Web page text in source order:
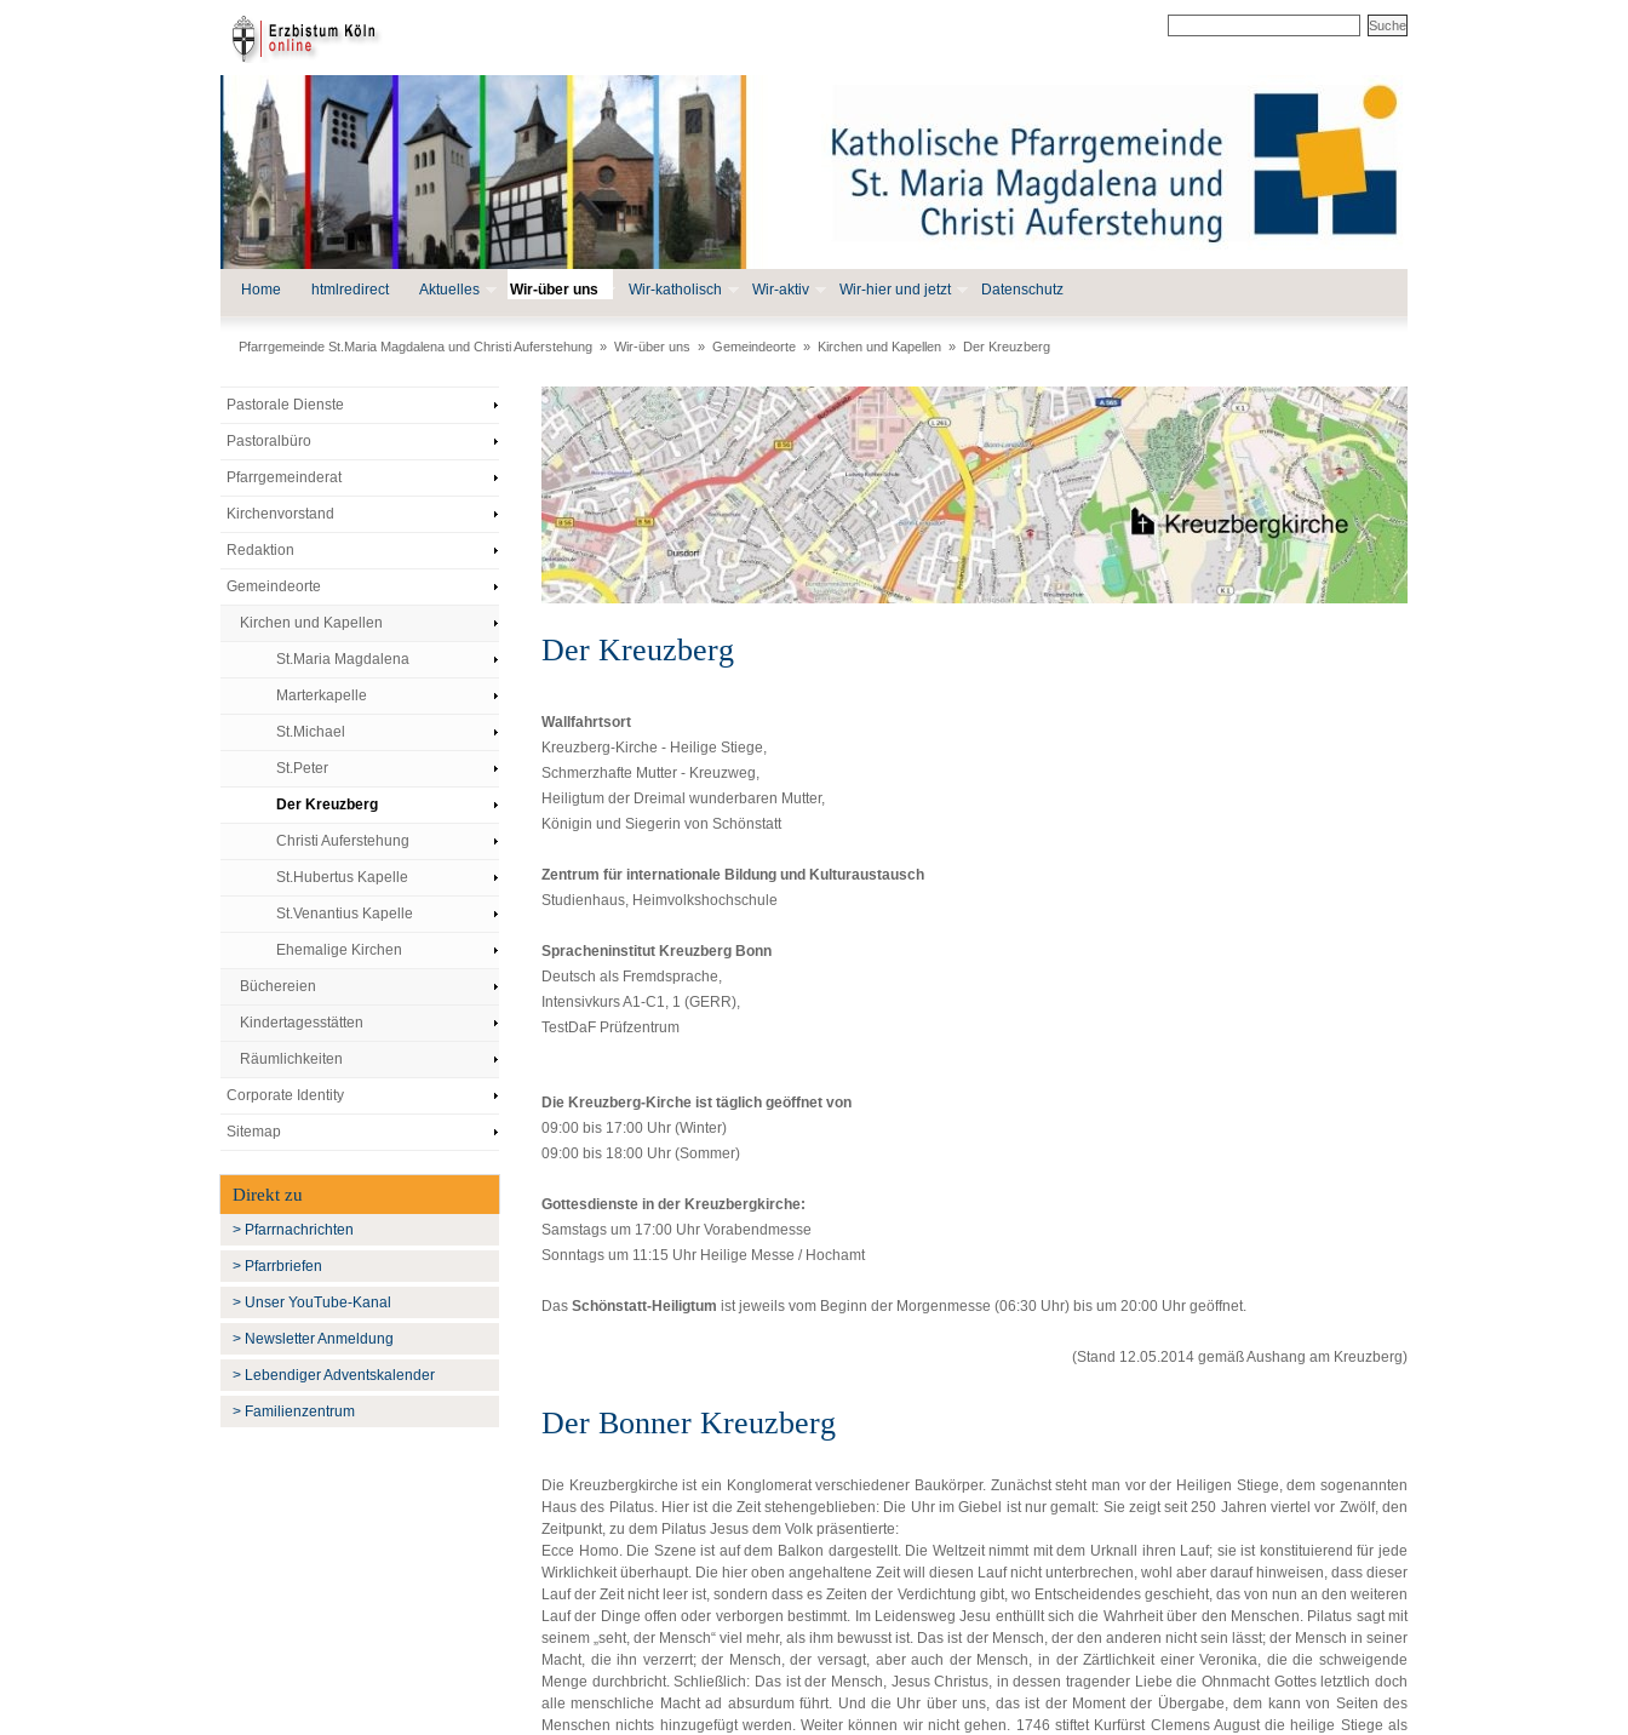
Home htmlredirect Aktuelles Wir-über uns Wir-katholisch Wir-aktiv Wir-hier und jetzt Datenschutz
Pfarrgemeinde St.Maria Magdalena und Christi Auferstehung » Wir-über uns » Gemeindeorte » Kirchen und Kapellen » Der Kreuzberg
Pastorale Dienste
Pastoralbüro
Pfarrgemeinderat
Kirchenvorstand
Redaktion
Gemeindeorte
Kirchen und Kapellen
St.Maria Magdalena
Marterkapelle
St.Michael
St.Peter
Der Kreuzberg
Christi Auferstehung
St.Hubertus Kapelle
St.Venantius Kapelle
Ehemalige Kirchen
Büchereien
Kindertagesstätten
Räumlichkeiten
Corporate Identity
Sitemap
Direkt zu
> Pfarrnachrichten
> Pfarrbriefen
> Unser YouTube-Kanal
> Newsletter Anmeldung
> Lebendiger Adventskalender
> Familienzentrum
Der Kreuzberg
Wallfahrtsort
Kreuzberg-Kirche - Heilige Stiege,
Schmerzhafte Mutter - Kreuzweg,
Heiligtum der Dreimal wunderbaren Mutter,
Königin und Siegerin von Schönstatt
Zentrum für internationale Bildung und Kulturaustausch
Studienhaus, Heimvolkshochschule
Spracheninstitut Kreuzberg Bonn
Deutsch als Fremdsprache,
Intensivkurs A1-C1, 1 (GERR),
TestDaF Prüfzentrum
Die Kreuzberg-Kirche ist täglich geöffnet von
09:00 bis 17:00 Uhr (Winter)
09:00 bis 18:00 Uhr (Sommer)
Gottesdienste in der Kreuzbergkirche:
Samstags um 17:00 Uhr Vorabendmesse
Sonntags um 11:15 Uhr Heilige Messe / Hochamt
Das Schönstatt-Heiligtum ist jeweils vom Beginn der Morgenmesse (06:30 Uhr) bis um 20:00 Uhr geöffnet.
(Stand 12.05.2014 gemäß Aushang am Kreuzberg)
Der Bonner Kreuzberg
Die Kreuzbergkirche ist ein Konglomerat verschiedener Baukörper. Zunächst steht man vor der Heiligen Stiege, dem sogenannten
Haus des Pilatus. Hier ist die Zeit stehengeblieben: Die Uhr im Giebel ist nur gemalt: Sie zeigt seit 250 Jahren viertel vor Zwölf, den
Zeitpunkt, zu dem Pilatus Jesus dem Volk präsentierte:
Ecce Homo. Die Szene ist auf dem Balkon dargestellt. Die Weltzeit nimmt mit dem Urknall ihren Lauf; sie ist konstituierend für jede
Wirklichkeit überhaupt. Die hier oben angehaltene Zeit will diesen Lauf nicht unterbrechen, wohl aber darauf hinweisen, dass dieser
Lauf der Zeit nicht leer ist, sondern dass es Zeiten der Verdichtung gibt, wo Entscheidendes geschieht, das von nun an den weiteren
Lauf der Dinge offen oder verborgen bestimmt. Im Leidensweg Jesu enthüllt sich die Wahrheit über den Menschen. Pilatus sagt mit
seinem „seht, der Mensch“ viel mehr, als ihm bewusst ist. Das ist der Mensch, der den anderen nicht sein lässt; der Mensch in seiner
Macht, die ihn verzerrt; der Mensch, der versagt, aber auch der Mensch, in der Zärtlichkeit einer Veronika, die die schweigende
Menge durchbricht. Schließlich: Das ist der Mensch, Jesus Christus, in dessen tragender Liebe die Ohnmacht Gottes letztlich doch
alle menschliche Macht ad absurdum führt. Und die Uhr über uns, das ist der Moment der Übergabe, dem kann von Seiten des
Menschen nichts hinzugefügt werden. Weiter können wir nicht gehen. 1746 stiftet Kurfürst Clemens August die heilige Stiege als